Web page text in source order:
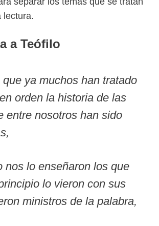
lectura.
a Teófilo
ya muchos han tratado
orden la historia de las
entre nosotros han sido
nos lo enseñaron los que
lo vieron con sus
ministros de la palabra,